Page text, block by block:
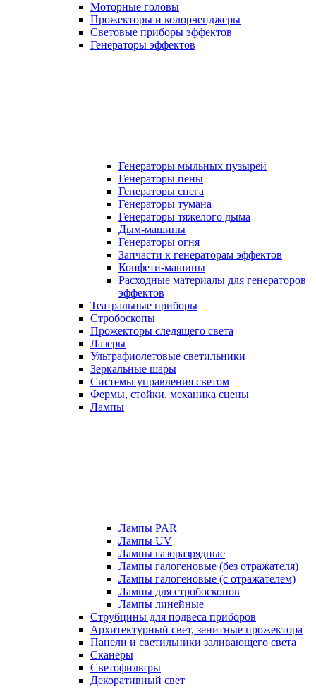
Моторные головы
Прожекторы и колорченджеры
Световые приборы эффектов
Генераторы эффектов
Генераторы мыльных пузырей
Генераторы пены
Генераторы снега
Генераторы тумана
Генераторы тяжелого дыма
Дым-машины
Генераторы огня
Запчасти к генераторам эффектов
Конфети-машины
Расходные материалы для генераторов
эффектов
Театральные приборы
Стробоскопы
Прожекторы следящего света
Лазеры
Ультрафиолетовые светильники
Зеркальные шары
Системы управления светом
Фермы, стойки, механика сцены
Лампы
Лампы PAR
Лампы UV
Лампы газоразрядные
Лампы галогеновые (без отражателя)
Лампы галогеновые (с отражателем)
Лампы для стробоскопов
Лампы линейные
Струбцины для подвеса приборов
Архитектурный свет, зенитные прожектора
Панели и светильники заливающего света
Сканеры
Светофильтры
Декоративный свет